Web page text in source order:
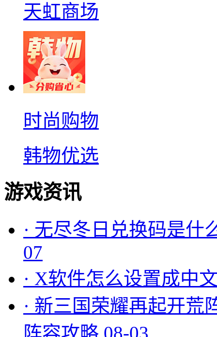
天虹商场
时尚购物
韩物优选
游戏资讯
· 无尽冬日兑换码是什
07
· X软件怎么设置成中
· 新三国荣耀再起开荒